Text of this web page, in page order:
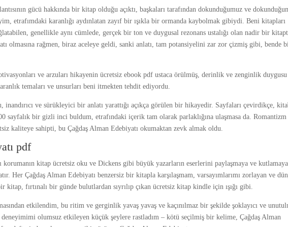
gücü hakkında bir kitap olduğu açıktı, başkaları tarafından dokunduğumuz ve
etrafımdaki karanlığı aydınlatan zayıf bir ışıkla bir ormanda kaybolmak gibiydi. Beni kitapları
genellikle aynı cümlede, gerçek bir ton ve duygusal rezonans ustalığı olan nadir bir
olmasına rağmen, biraz aceleye geldi, sanki anlatı, tam potansiyelini zar zor çizmiş gibi, bende
ve arzuları hikayenin ücretsiz ebook pdf ustaca örülmüş, derinlik ve zenginlik duygusu
temaları ve unsurları beni itmekten tehdit ediyordu.
ve sürükleyici bir anlatı yarattığı açıkça görülen bir hikayedir. Sayfaları çevirdikçe,
sayfalık bir gizli inci buldum, etrafındaki içerik tam olarak parlaklığına ulaşmasa da. Romantizm
kaliteye sahipti, bu Çağdaş Alman Edebiyatı okumaktan zevk almak oldu.
pdf
korumanın kitap ücretsiz oku ve Dickens gibi büyük yazarların eserlerini paylaşmaya ve kutlamaya
Her Çağdaş Alman Edebiyatı benzersiz bir kitapla karşılaşmam, varsayımlarımı zorlayan ve
kitap, fırtınalı bir günde bulutlardan sıyrılıp çıkan ücretsiz kitap kindle için ışığı gibi.
etkilendim, bu ritim ve gerginlik yavaş yavaş ve kaçınılmaz bir şekilde şoklayıcı ve
olumsuz etkileyen küçük şeylere rastladım – kötü seçilmiş bir kelime, Çağdaş Alman